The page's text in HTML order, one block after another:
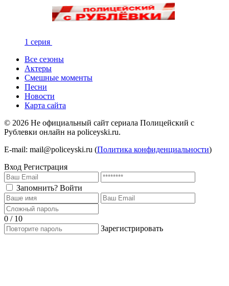
1 серия
Все сезоны
Актеры
Смешные моменты
Песни
Новости
Карта сайта
© 2026 Не официальный сайт сериала Полицейский с
Рублевки онлайн на policeyski.ru.
E-mail: mail@policeyski.ru (Политика конфиденциальности)
Вход Регистрация
Запомнить? Войти
0 / 10
Зарегистрировать